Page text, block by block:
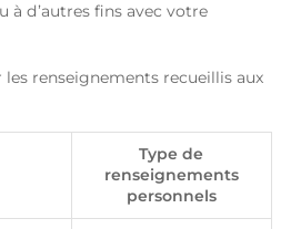
à d’autres fins avec votre
renseignements recueillis aux
Type de
renseignements
personnels